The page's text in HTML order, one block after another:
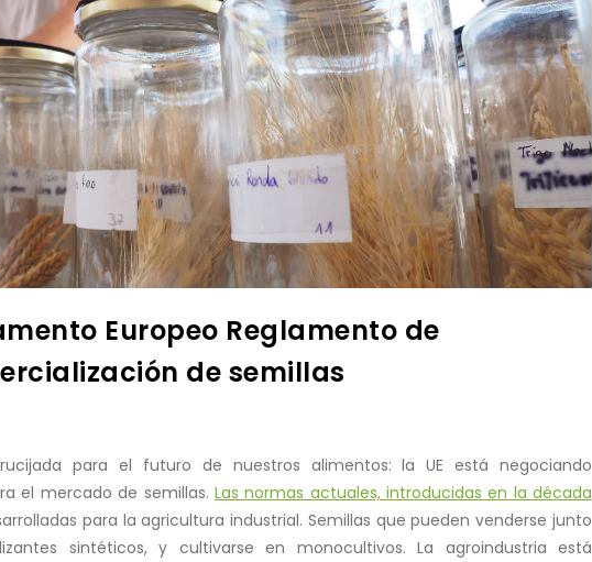
Europeo Reglamento de
de semillas
para el futuro de nuestros alimentos: la UE está negociando
el mercado de semillas. Las normas actuales, introducidas en la década
para la agricultura industrial. Semillas que pueden venderse junto
sintéticos, y cultivarse en monocultivos. La agroindustria está